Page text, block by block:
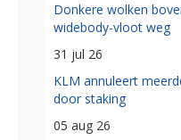
Donkere wolken
widebody-vloot weg
31 jul 26
KLM annuleert
door staking
05 aug 26